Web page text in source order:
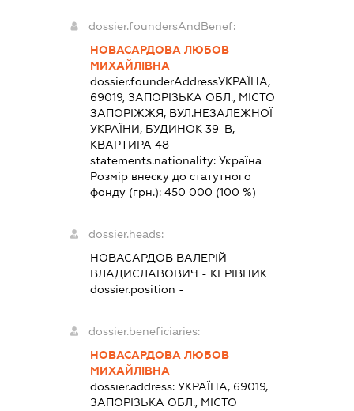
dossier.foundersAndBenef:
НОВАСАРДОВА ЛЮБОВ
МИХАЙЛІВНА
dossier.founderAddressУКРАЇНА,
69019, ЗАПОРІЗЬКА ОБЛ., МІСТО
ЗАПОРІЖЖЯ, ВУЛ.НЕЗАЛЕЖНОЇ
УКРАЇНИ, БУДИНОК 39-В,
КВАРТИРА 48
statements.nationality: Україна
Розмір внеску до статутного
фонду (грн.): 450 000 (100 %)
dossier.heads:
НОВАСАРДОВ ВАЛЕРІЙ
ВЛАДИСЛАВОВИЧ - КЕРІВНИК
dossier.position -
dossier.beneficiaries:
НОВАСАРДОВА ЛЮБОВ
МИХАЙЛІВНА
dossier.address: УКРАЇНА, 69019,
ЗАПОРІЗЬКА ОБЛ., МІСТО